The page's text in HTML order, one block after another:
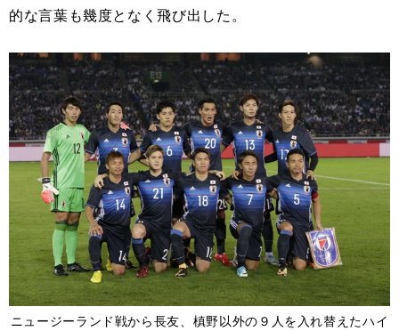
的な言葉も幾度となく飛び出した。
ニュージーランド戦から長友、槙野以外の９人を入れ替えたハイ